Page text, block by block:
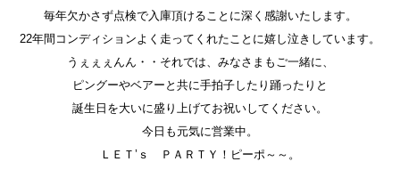
毎年欠かさず点検で入庫頂けることに深く感謝いたします。
22年間コンディションよく走ってくれたことに嬉し泣きしています。
うぇぇぇんん・・それでは、みなさまもご一緒に、
ピングーやベアーと共に手拍子したり踊ったりと
誕生日を大いに盛り上げてお祝いしてください。
今日も元気に営業中。
ＬＥＴ’ｓ ＰＡＲＴＹ！ピーポ～～。